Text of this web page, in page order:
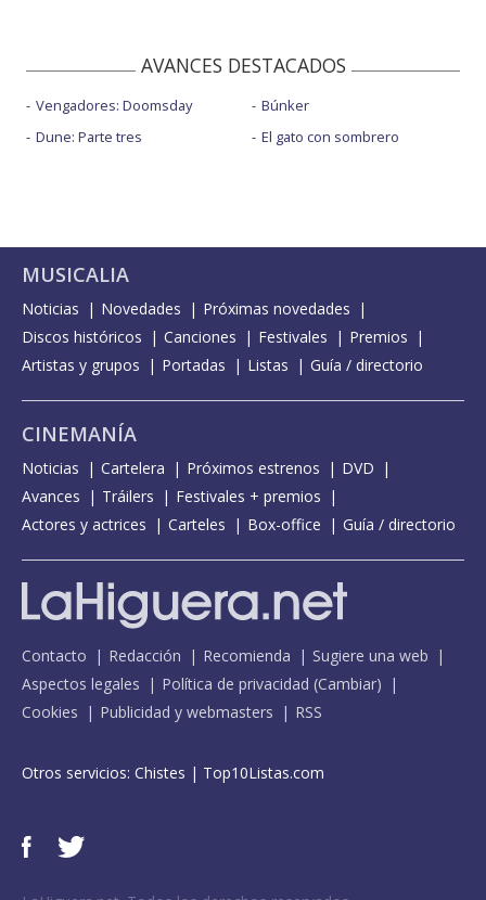
AVANCES DESTACADOS
Vengadores: Doomsday
Dune: Parte tres
Búnker
El gato con sombrero
MUSICALIA
Noticias Novedades
Próximas novedades
Discos históricos
Canciones Festivales
Premios
Artistas y grupos
Portadas Listas Guía / directorio
CINEMANÍA
Noticias Cartelera Próximos estrenos
DVD
Avances
Tráilers
Festivales + premios
Actores y actrices
Carteles Box-office Guía / directorio
Contacto Redacción Recomienda
Sugiere una web
Aspectos legales
Política de privacidad (Cambiar)
Cookies
Publicidad y webmasters RSS
Otros servicios: Chistes | Top10Listas.com